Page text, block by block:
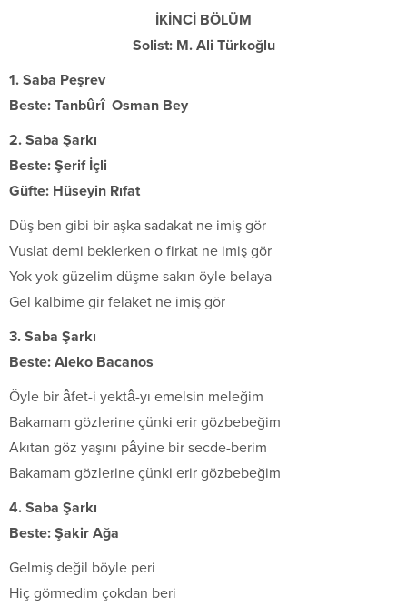
İKİNCİ BÖLÜM
Solist: M. Ali Türkoğlu
1. Saba Peşrev
Beste: Tanbûrî Osman Bey
2. Saba Şarkı
Beste: Şerif İçli
Güfte: Hüseyin Rıfat
Düş ben gibi bir aşka sadakat ne imiş gör
Vuslat demi beklerken o firkat ne imiş gör
Yok yok güzelim düşme sakın öyle belaya
Gel kalbime gir felaket ne imiş gör
3. Saba Şarkı
Beste: Aleko Bacanos
Öyle bir âfet-i yektâ-yı emelsin meleğim
Bakamam gözlerine çünki erir gözbebeğim
Akıtan göz yaşını pâyine bir secde-berim
Bakamam gözlerine çünki erir gözbebeğim
4. Saba Şarkı
Beste: Şakir Ağa
Gelmiş değil böyle peri
Hiç görmedim çokdan beri